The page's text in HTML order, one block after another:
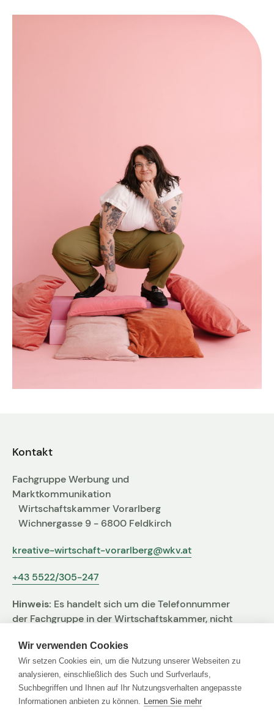
Kontakt
Fachgruppe Werbung und
Marktkommunikation
Wirtschaftskammer Vorarlberg
Wichnergasse 9 - 6800 Feldkirch
kreative-wirtschaft-vorarlberg@wkv.at
+43 5522/305-247
Hinweis: Es handelt sich um die Telefonnummer
der Fachgruppe in der Wirtschaftskammer, nicht
Links
Wir verwenden Cookies
Wir setzen Cookies ein, um die Nutzung unserer Webseiten zu
analysieren, einschließlich des Such und Surfverlaufs,
Suchbegriffen und Ihnen auf Ihr Nutzungsverhalten angepasste
Informationen anbieten zu können. Lernen Sie mehr